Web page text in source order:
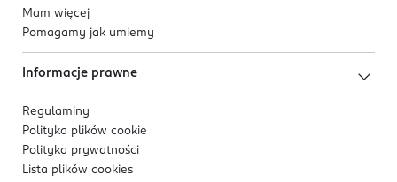
Mam więcej
Pomagamy jak umiemy
Informacje prawne
Regulaminy
Polityka plików cookie
Polityka prywatności
Lista plików cookies